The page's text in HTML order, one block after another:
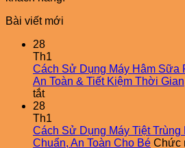
Bài viết mới
28
Th1
Cách Sử Dụng Máy Hâm Sữa
An Toàn & Tiết Kiệm Thời Gian
tắtở
Cách
Sử
Dụng
Máy
28
Th1
Cách Sử Dụng Máy Tiệt
Chuẩn, An Toàn Cho Bé Chức